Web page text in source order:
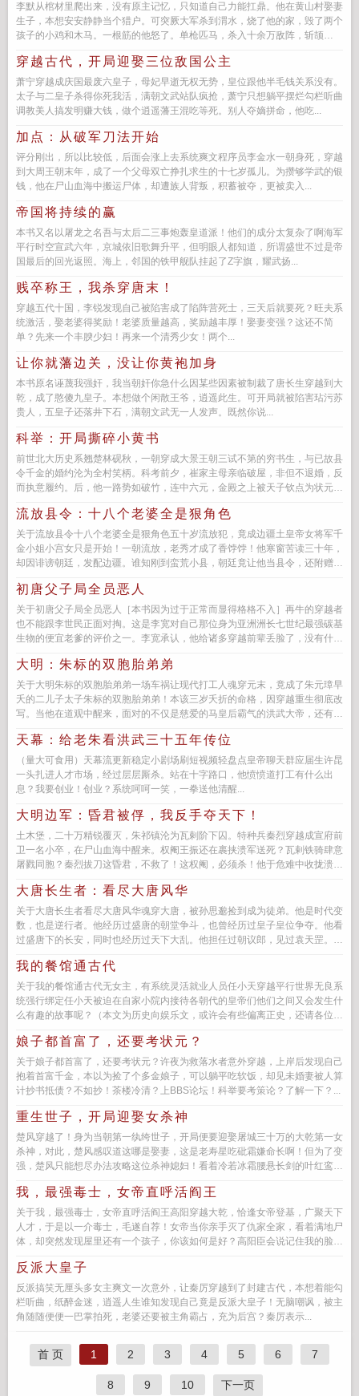
李默从棺材里爬出来，没有原主记忆，只知道自己力能扛鼎。他在黄山村娶妻
生子，本想安安静静当个猎户。可突厥大军杀到渭水，烧了他的家，毁了两个
孩子的小鸡和木马。一根筋的他怒了。单枪匹马，杀入十余万敌阵，斩颉
穿越古代，开局迎娶三位敌国公主
萧宁穿越成庆国最废六皇子，母妃早逝无权无势，皇位跟他半毛钱关系没有。
太子与二皇子杀得你死我活，满朝文武站队疯抢，萧宁只想躺平摆烂勾栏听曲
调教美人搞发明赚大钱，做个逍遥藩王混吃等死。别人夺嫡拼命，他吃...
加点：从破军刀法开始
评分刚出，所以比较低，后面会涨上去系统爽文程序员李金水一朝身死，穿越
到大周王朝末年，成了一个父母双亡挣扎求生的十七岁孤儿。为攒够学武的银
钱，他在尸山血海中搬运尸体，却遭族人背叛，积蓄被夺，更被卖入...
帝国将持续的赢
本书又名以屠龙之名吾与太后二三事炮轰皇道派！他们的成分太复杂了啊海军
平行时空宣武六年，京城依旧歌舞升平，但明眼人都知道，所谓盛世不过是帝
国最后的回光返照。海上，邻国的铁甲舰队挂起了Z字旗，耀武扬...
贱卒称王，我杀穿唐末！
穿越五代十国，李锐发现自己被陷害成了陷阵营死士，三天后就要死？旺夫系
统激活，娶老婆得奖励！老婆质量越高，奖励越丰厚！娶妻变强？这还不简
单？先来一个丰腴少妇！再来一个清秀少女！两个...
让你就藩边关，没让你黄袍加身
本书原名诬蔑我强奸，我当朝奸你急什么因某些因素被制裁了唐长生穿越到大
乾，成了憨傻九皇子。本想做个闲散王爷，逍遥此生。可开局就被陷害玷污苏
贵人，五皇子还落井下石，满朝文武无一人发声。既然你说...
科举：开局撕碎小黄书
前世北大历史系翘楚林砚秋，一朝穿成大景王朝三试不第的穷书生，与已故县
令千金的婚约沦为全村笑柄。科考前夕，崔家主母亲临破屋，非但不退婚，反
而执意履约。后，他一路势如破竹，连中六元，金殿之上被天子钦点为状元。
流放县令：十八个老婆全是狠角色
关于流放县令十八个老婆全是狠角色五十岁流放犯，竟成边疆土皇帝女将军千
金小姐小宫女只是开始！一朝流放，老秀才成了香饽饽！他寒窗苦读三十年，
却因诽谤朝廷，发配边疆。谁知刚到蛮荒小县，朝廷竟让他当县令，还附赠三
初唐父子局全员恶人
关于初唐父子局全员恶人［本书因为过于正常而显得格格不入］再牛的穿越者
也不能跟李世民正面对掏。这是李宽对自己那位身为亚洲洲长七世纪最强碳基
生物的便宜老爹的评价之一。李宽承认，他给诸多穿越前辈丢脸了，没有什么
大明：朱标的双胞胎弟弟
关于大明朱标的双胞胎弟弟一场车祸让现代打工人魂穿元末，竟成了朱元璋早
夭的二儿子太子朱标的双胞胎弟弟！本该三岁夭折的命格，因穿越重生彻底改
写。当他在道观中醒来，面对的不仅是慈爱的马皇后霸气的洪武大帝，还有惊
天幕：给老朱看洪武三十五年传位
（量大可食用）天幕流更新稳定小剧场刷短视频轻盘点皇帝聊天群应届生许昆
一头扎进人才市场，经过层层厮杀。站在十字路口，他愤愤道打工有什么出
息？我要创业！创业？系统呵呵一笑，一拳送他清醒...
大明边军：昏君被俘，我反手夺天下！
土木堡，二十万精锐覆灭，朱祁镇沦为瓦剌阶下囚。特种兵秦烈穿越成宣府前
卫一名小卒，在尸山血海中醒来。权阉王振还在裹挟溃军送死？瓦剌铁骑肆意
屠戮同胞？秦烈拔刀这昏君，不救了！这权阉，必须杀！他于危难中收拢溃
大唐长生者：看尽大唐风华
关于大唐长生者看尽大唐风华魂穿大唐，被孙思邈捡到成为徒弟。他是时代变
数，也是逆行者。他经历过盛唐的朝堂争斗，也曾经历过皇子皇位争夺。他看
过盛唐下的长安，同时也经历过天下大乱。他担任过朝议郎，见过袁天罡。与
我的餐馆通古代
关于我的餐馆通古代无女主，有系统灵活就业人员任小天穿越平行世界无良系
统强行绑定任小天被迫在自家小院内接待各朝代的皇帝们他们之间又会发生什
么有趣的故事呢？（本文为历史向娱乐文，或许会有些偏离正史，还请各位看
娘子都首富了，还要考状元？
关于娘子都首富了，还要考状元？许夜为救落水者意外穿越，上岸后发现自己
抱着首富千金，本以为捡了个多金娘子，可以躺平吃软饭，却见未婚妻被人算
计抄书抵债？不如抄！茶楼冷清？上BBS论坛！科举要考策论？了解一下？...
重生世子，开局迎娶女杀神
楚风穿越了！身为当朝第一纨绔世子，开局便要迎娶屠城三十万的大乾第一女
杀神，对此，楚风感叹道这哪是娶妻，这是老寿星吃砒霜嫌命长啊！但为了变
强，楚风只能想尽办法攻略这位杀神媳妇！看着冷若冰霜腰悬长剑的叶红鸾，
我，最强毒士，女帝直呼活阎王
关于我，最强毒士，女帝直呼活阎王高阳穿越大乾，恰逢女帝登基，广聚天下
人才，于是以一介毒士，毛遂自荐！女帝当你亲手灭了仇家全家，看着满地尸
体，却突然发现屋里还有一个孩子，你该如何是好？高阳臣会说记住我的脸，
反派大皇子
反派搞笑无厘头多女主爽文一次意外，让秦厉穿越到了封建古代，本想着能勾
栏听曲，纸醉金迷，逍遥人生谁知发现自己竟是反派大皇子！无脑嘲讽，被主
角随随便便一巴掌拍死，老婆还要被主角霸占，充为后宫？秦厉表示...
首 页 1 2 3 4 5 6 7
8 9 10 下一页